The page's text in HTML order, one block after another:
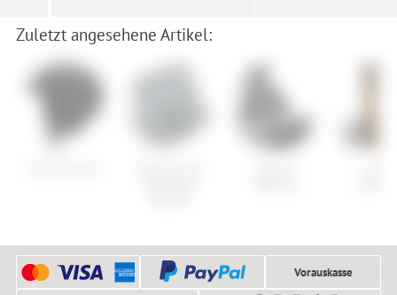
Zuletzt angesehene Artikel:
Vorauskasse